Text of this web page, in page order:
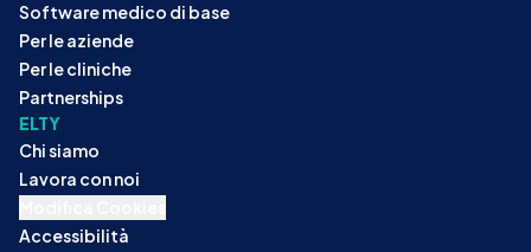
Software medico di base
Per le aziende
Per le cliniche
Partnerships
ELTY
Chi siamo
Lavora con noi
Accessibilità